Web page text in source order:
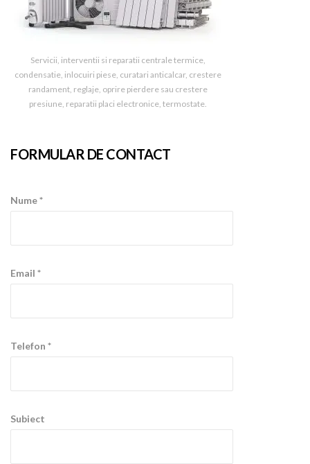
Servicii, interventii si reparatii centrale termice,
condensatie, inlocuiri piese, curatari anticalcar, crestere
randament, reglaje, oprire pierdere sau crestere
presiune, reparatii placi electronice, termostate.
FORMULAR DE CONTACT
Nume *
Email *
Telefon *
Subiect